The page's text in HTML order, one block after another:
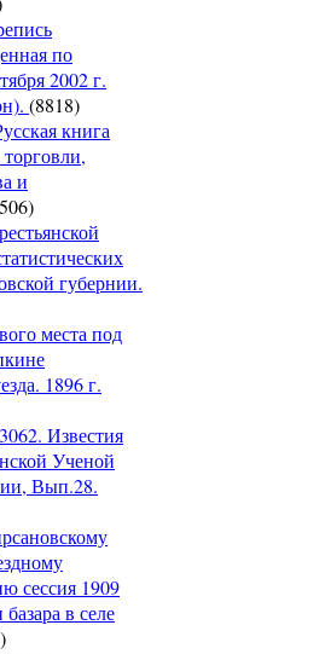
по
2002 г.
(8818)
книга
и
губернии.
места под
1896 г.
Известия
Ученой
Вып.28.
сессия 1909
в селе